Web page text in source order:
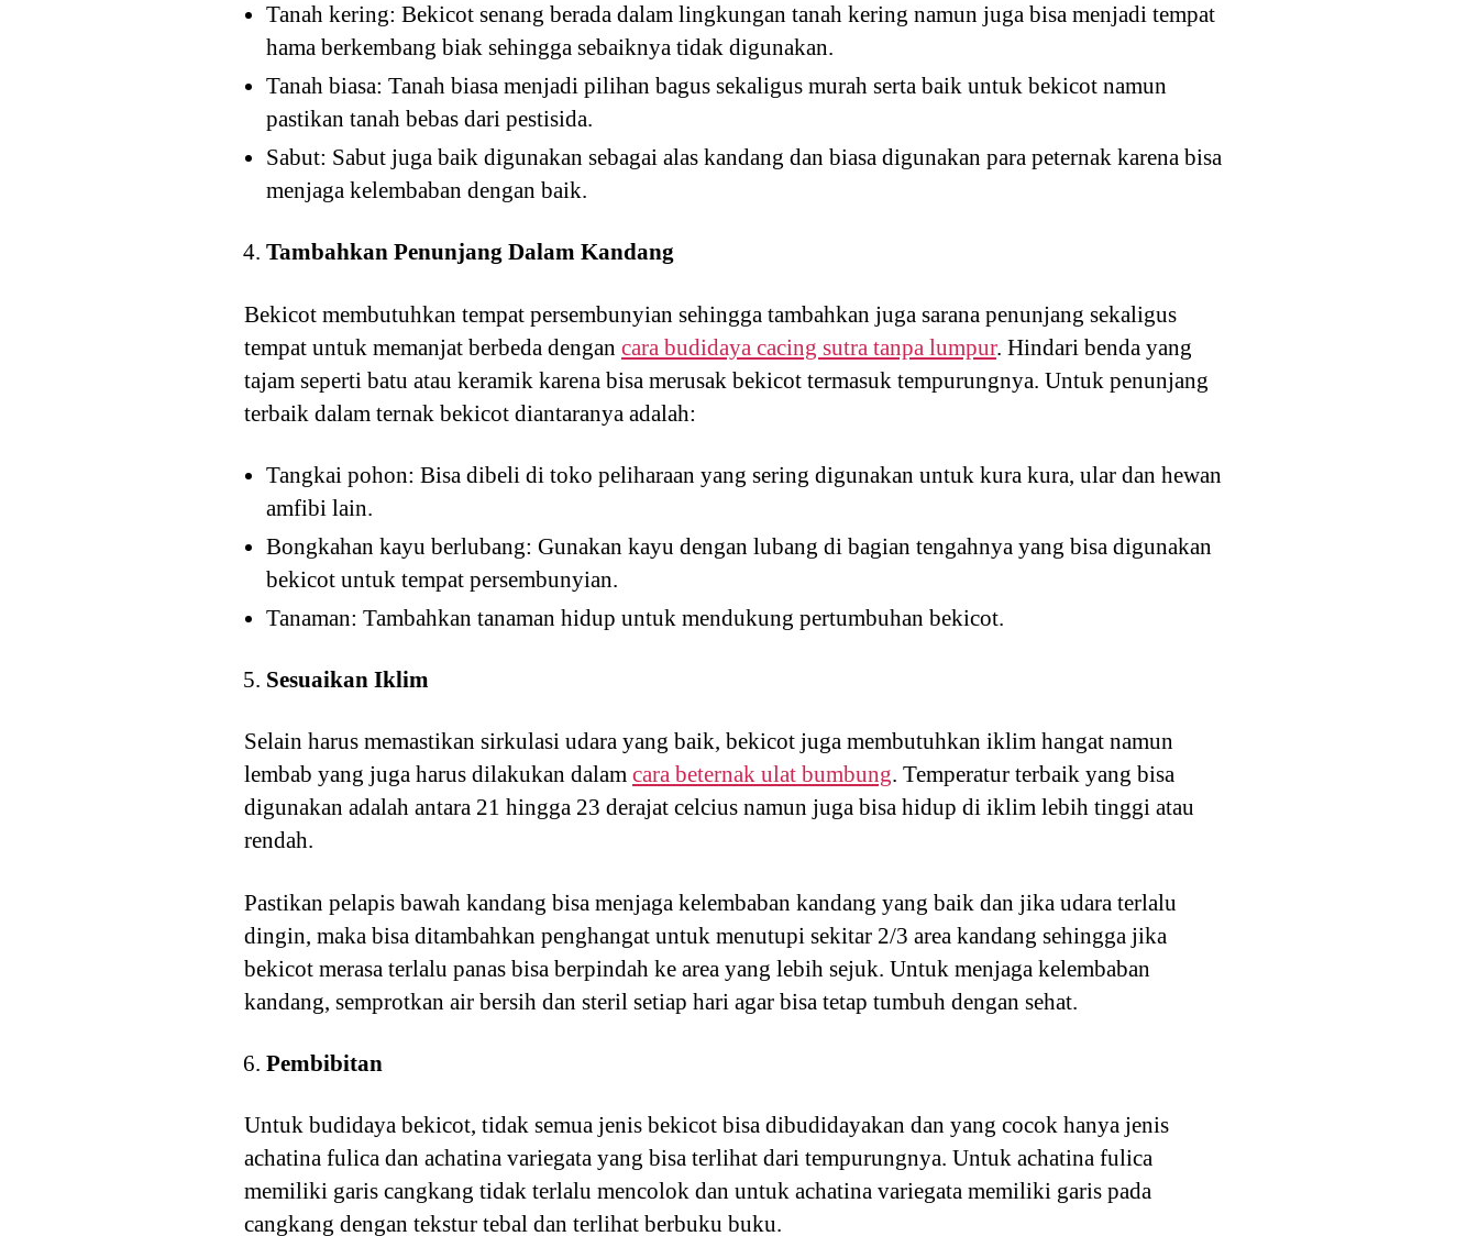
Tanah kering: Bekicot senang berada dalam lingkungan tanah kering namun juga bisa menjadi tempat
hama berkembang biak sehingga sebaiknya tidak digunakan.
Tanah biasa: Tanah biasa menjadi pilihan bagus sekaligus murah serta baik untuk bekicot namun
pastikan tanah bebas dari pestisida.
Sabut: Sabut juga baik digunakan sebagai alas kandang dan biasa digunakan para peternak karena bisa
menjaga kelembaban dengan baik.
Tambahkan Penunjang Dalam Kandang
Bekicot membutuhkan tempat persembunyian sehingga tambahkan juga sarana penunjang sekaligus
tempat untuk memanjat berbeda dengan cara budidaya cacing sutra tanpa lumpur. Hindari benda yang
tajam seperti batu atau keramik karena bisa merusak bekicot termasuk tempurungnya. Untuk penunjang
terbaik dalam ternak bekicot diantaranya adalah:
Tangkai pohon: Bisa dibeli di toko peliharaan yang sering digunakan untuk kura kura, ular dan hewan
amfibi lain.
Bongkahan kayu berlubang: Gunakan kayu dengan lubang di bagian tengahnya yang bisa digunakan
bekicot untuk tempat persembunyian.
Tanaman: Tambahkan tanaman hidup untuk mendukung pertumbuhan bekicot.
Sesuaikan Iklim
Selain harus memastikan sirkulasi udara yang baik, bekicot juga membutuhkan iklim hangat namun
lembab yang juga harus dilakukan dalam cara beternak ulat bumbung. Temperatur terbaik yang bisa
digunakan adalah antara 21 hingga 23 derajat celcius namun juga bisa hidup di iklim lebih tinggi atau
rendah.
Pastikan pelapis bawah kandang bisa menjaga kelembaban kandang yang baik dan jika udara terlalu
dingin, maka bisa ditambahkan penghangat untuk menutupi sekitar 2/3 area kandang sehingga jika
bekicot merasa terlalu panas bisa berpindah ke area yang lebih sejuk. Untuk menjaga kelembaban
kandang, semprotkan air bersih dan steril setiap hari agar bisa tetap tumbuh dengan sehat.
Pembibitan
Untuk budidaya bekicot, tidak semua jenis bekicot bisa dibudidayakan dan yang cocok hanya jenis
achatina fulica dan achatina variegata yang bisa terlihat dari tempurungnya. Untuk achatina fulica
memiliki garis cangkang tidak terlalu mencolok dan untuk achatina variegata memiliki garis pada
cangkang dengan tekstur tebal dan terlihat berbuku buku.